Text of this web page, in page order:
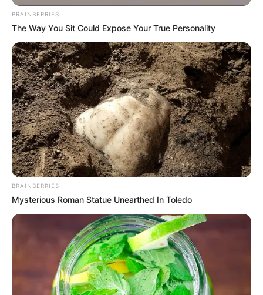
Everybody Wanted To Date Her In The 80s & This Is
Her Recently
BUZZ DAY
Colorado Elk's Surprising Response After Being
Freed From Tire
BUZZ DAY
She Chose To Remove The Tattoos On Her Face.
Look At Her Now
BUZZ DAY
BRAINBERRIES
The Way You Sit Could Expose Your True Personality
BRAINBERRIES
Mysterious Roman Statue Unearthed In Toledo